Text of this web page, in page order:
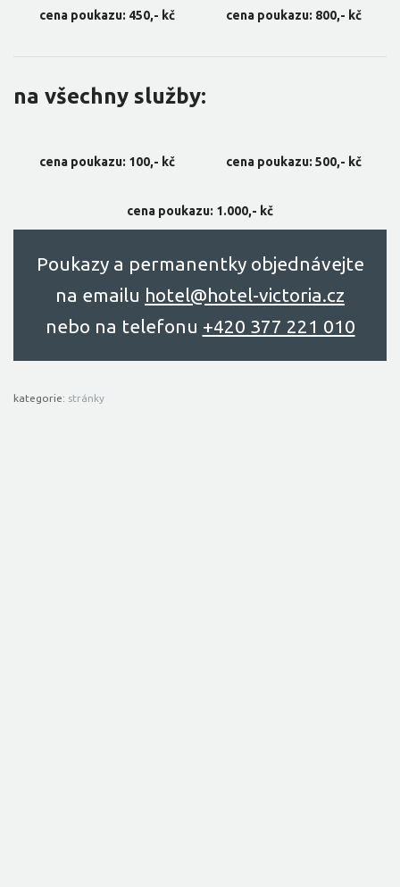
cena poukazu: 450,- kč cena poukazu: 800,- kč
na všechny služby:
cena poukazu: 100,- kč cena poukazu: 500,- kč
cena poukazu: 1.000,- kč
Poukazy a permanentky objednávejte
na emailu hоtel@hоtel-victоriа.cz
nebo na telefonu +420 377 221 010
kategorie: stránky